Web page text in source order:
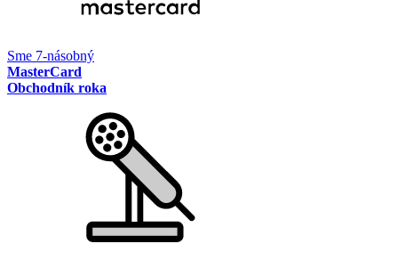
Sme 7-násobný
MasterCard
Obchodník roka